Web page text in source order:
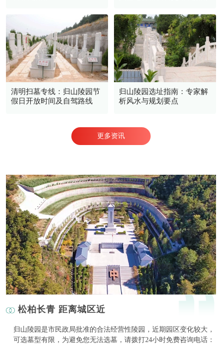
清明扫墓专线：归山陵园节
假日开放时间及自驾路线
归山陵园选址指南：专家解
析风水与规划要点
更多资讯
松柏长青 距离城区近
归山陵园是市民政局批准的合法经营性陵园，近期园区变化较大，
可选墓型有限，为避免您无法选墓，请拨打24小时免费咨询电话：